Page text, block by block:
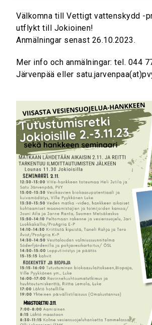
Välkomna till Vettigt vattenskydd -
utflykt till Jokioinen!
Anmälningar senast 26.10.2023.
Mer info och anmälningar: tel. 044
Järvenpää eller